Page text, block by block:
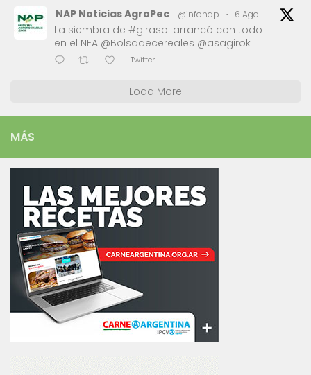
NAP Noticias AgroPec @infonap · 6 Ago
La siembra de #girasol arrancó con todo
en el NEA @Bolsadecereales @asagirok
Twitter
Load More
MÁS